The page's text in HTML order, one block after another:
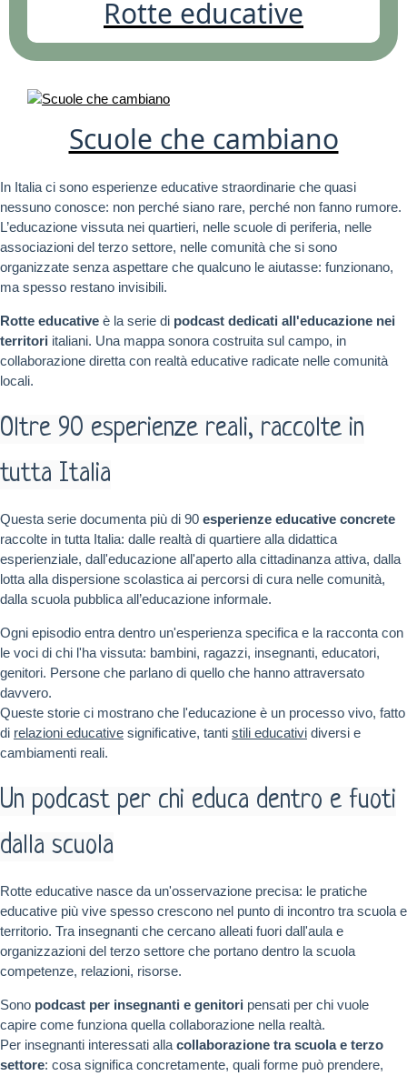
Rotte educative
Scuole che cambiano
In Italia ci sono esperienze educative straordinarie che quasi
nessuno conosce: non perché siano rare, perché non fanno rumore.
L’educazione vissuta nei quartieri, nelle scuole di periferia, nelle
associazioni del terzo settore, nelle comunità che si sono
organizzate senza aspettare che qualcuno le aiutasse: funzionano,
ma spesso restano invisibili.
Rotte educative è la serie di podcast dedicati all'educazione nei
territori italiani. Una mappa sonora costruita sul campo, in
collaborazione diretta con realtà educative radicate nelle comunità
locali.
Oltre 90 esperienze reali, raccolte in
tutta Italia
Questa serie documenta più di 90 esperienze educative concrete
raccolte in tutta Italia: dalle realtà di quartiere alla didattica
esperienziale, dall'educazione all'aperto alla cittadinanza attiva, dalla
lotta alla dispersione scolastica ai percorsi di cura nelle comunità,
dalla scuola pubblica all’educazione informale.
Ogni episodio entra dentro un'esperienza specifica e la racconta con
le voci di chi l'ha vissuta: bambini, ragazzi, insegnanti, educatori,
genitori. Persone che parlano di quello che hanno attraversato
davvero.
Queste storie ci mostrano che l'educazione è un processo vivo, fatto
di relazioni educative significative, tanti stili educativi diversi e
cambiamenti reali.
Un podcast per chi educa dentro e fuoti
dalla scuola
Rotte educative nasce da un'osservazione precisa: le pratiche
educative più vive spesso crescono nel punto di incontro tra scuola e
territorio. Tra insegnanti che cercano alleati fuori dall'aula e
organizzazioni del terzo settore che portano dentro la scuola
competenze, relazioni, risorse.
Sono podcast per insegnanti e genitori pensati per chi vuole
capire come funziona quella collaborazione nella realtà.
Per insegnanti interessati alla collaborazione tra scuola e terzo
settore: cosa significa concretamente, quali forme può prendere,